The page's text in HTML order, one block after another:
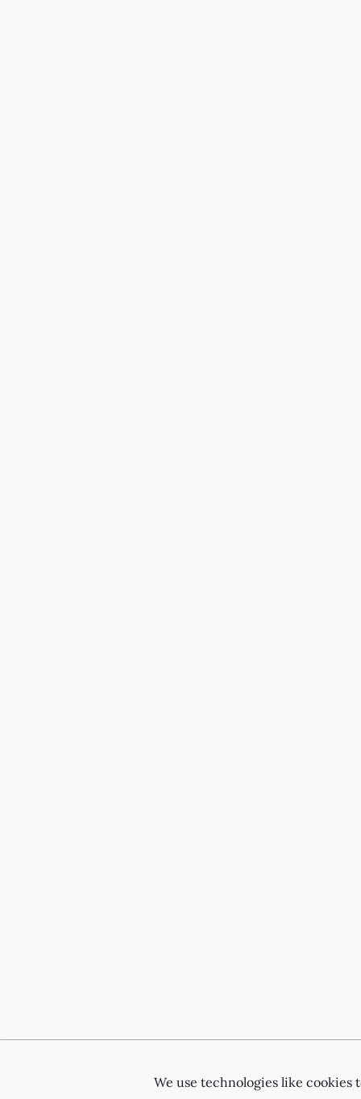
We use technologies like